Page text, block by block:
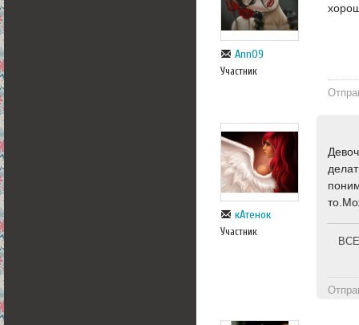
Ann09
Участник
кАтенок
Участник